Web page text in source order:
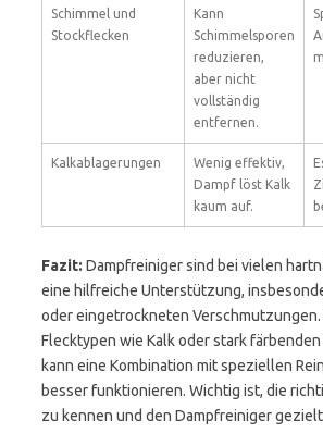
Schimmel und
Stockflecken
Kann
Schimmelsporen
reduzieren,
aber nicht
vollständig
entfernen.
Kalkablagerungen
Wenig effektiv,
Dampf löst Kalk
kaum auf.
Fazit: Dampfreiniger sind bei vielen
eine hilfreiche Unterstützung,
oder eingetrockneten Verschmutzungen.
Flecktypen wie Kalk oder stark
kann eine Kombination mit speziellen
besser funktionieren. Wichtig ist, die
zu kennen und den Dampfreiniger